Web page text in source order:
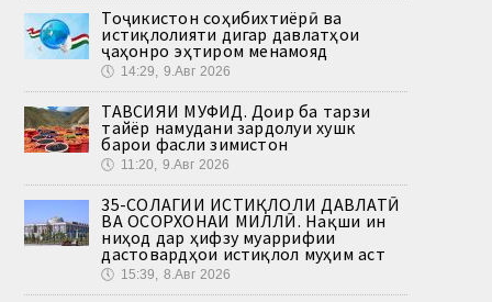
Тоҷикистон соҳибихтиёрӣ ва
истиқлолияти дигар давлатҳои
ҷаҳонро эҳтиром менамояд
🕔 14:29, 9.Авг 2026
ТАВСИЯИ МУФИД. Доир ба тарзи
тайёр намудани зардолуи хушк
барои фасли зимистон
🕔 11:20, 9.Авг 2026
35-СОЛАГИИ ИСТИҚЛОЛИ ДАВЛАТӢ
ВА ОСОРХОНАИ МИЛЛӢ. Нақши ин
ниҳод дар ҳифзу муаррифии
дастовардҳои истиқлол муҳим аст
🕔 15:39, 8.Авг 2026